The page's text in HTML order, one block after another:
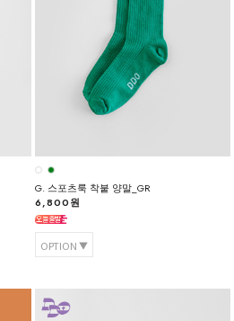
G. 스포츠룩 착붙 양말_GR
6,800원
OPTION